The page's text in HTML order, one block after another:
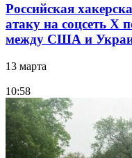
Российская
атаку на соцсеть Х
между США и
13 марта
10:58